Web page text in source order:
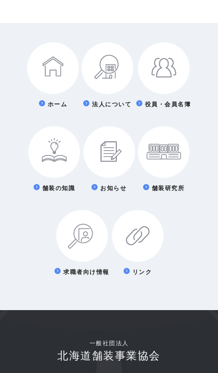
ホーム 法人について 役員・会員名簿
舗装の知識 お知らせ 舗装研究所
求職者向け情報 リンク
一般社団法人
北海道舗装事業協会